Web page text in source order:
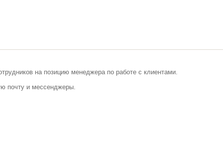
на позицию менеджера по работе с клиентами.
почту и мессенджеры.